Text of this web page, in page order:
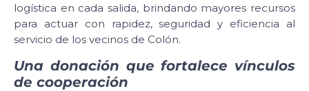
logística en cada salida, brindando mayores recursos
para actuar con rapidez, seguridad y eficiencia al
servicio de los vecinos de Colón.
Una donación que fortalece vínculos
de cooperación